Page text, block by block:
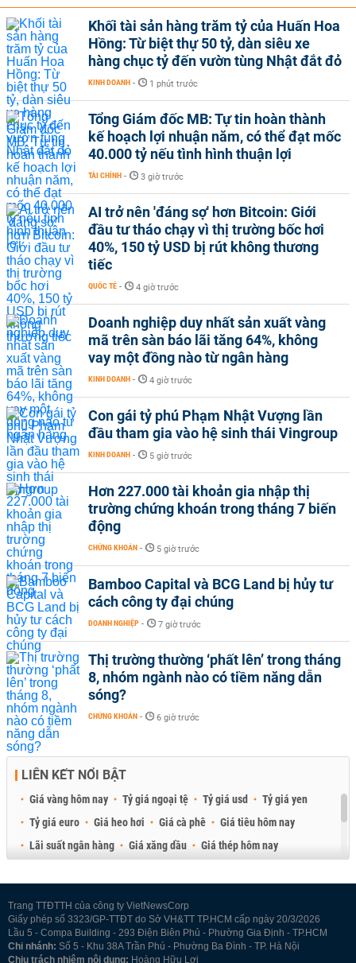
Khối tài sản hàng trăm tỷ của Huấn Hoa
Hồng: Từ biệt thự 50 tỷ, dàn siêu xe
hàng chục tỷ đến vườn tùng Nhật đắt đỏ
KINH DOANH - 1 phút trước
Tổng Giám đốc MB: Tự tin hoàn thành
kế hoạch lợi nhuận năm, có thể đạt mốc
40.000 tỷ nếu tình hình thuận lợi
TÀI CHÍNH - 3 giờ trước
AI trở nên 'đáng sợ' hơn Bitcoin: Giới
đầu tư tháo chạy vì thị trường bốc hơi
40%, 150 tỷ USD bị rút không thương
tiếc
QUỐC TẾ - 4 giờ trước
Doanh nghiệp duy nhất sản xuất vàng
mã trên sàn báo lãi tăng 64%, không
vay một đồng nào từ ngân hàng
KINH DOANH - 4 giờ trước
Con gái tỷ phú Phạm Nhật Vượng lần
đầu tham gia vào hệ sinh thái Vingroup
KINH DOANH - 5 giờ trước
Hơn 227.000 tài khoản gia nhập thị
trường chứng khoán trong tháng 7 biến
động
CHỨNG KHOÁN - 5 giờ trước
Bamboo Capital và BCG Land bị hủy tư
cách công ty đại chúng
DOANH NGHIỆP - 7 giờ trước
Thị trường thường ‘phất lên’ trong tháng
8, nhóm ngành nào có tiềm năng dẫn
sóng?
CHỨNG KHOÁN - 6 giờ trước
LIÊN KẾT NỔI BẬT
Giá vàng hôm nay Tỷ giá ngoại tệ Tỷ giá usd
Tỷ giá yen
Tỷ giá euro
Giá heo hơi Giá cà phê
Giá tiêu hôm nay
Lãi suất ngân hàng
Giá xăng dầu
Giá thép hôm nay
Trang TTĐTTH của công ty VietNewsCorp
Giấy phép số 3323/GP-TTĐT do Sở VH&TT TP.HCM cấp ngày 20/3/2026
Lầu 5 - Compa Building - 293 Điện Biên Phủ - Phường Gia Định - TP.HCM
Chi nhánh: Số 5 - Khu 38A Trần Phú - Phường Ba Đình - TP. Hà Nội
Chịu trách nhiệm nội dung: Hoàng Hữu Lợi